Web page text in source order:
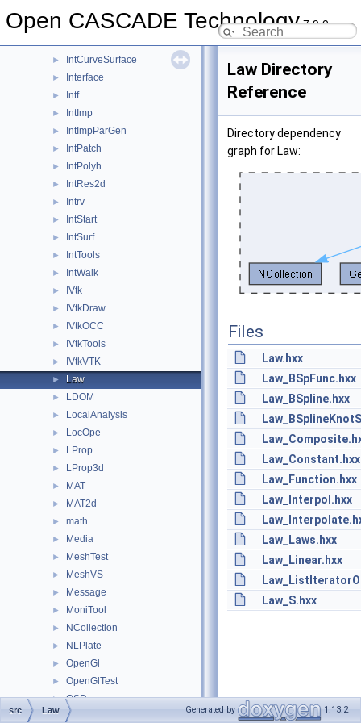
Open CASCADE Technology7.9.0
IntCurve
► IntCurveSurface
► Interface
► Intf
► IntImp
► IntImpParGen
► IntPatch
► IntPolyh
► IntRes2d
► Intrv
► IntStart
► IntSurf
► IntTools
► IntWalk
► IVtk
► IVtkDraw
► IVtkOCC
► IVtkTools
► IVtkVTK
► Law
► LDOM
► LocalAnalysis
► LocOpe
► LProp
► LProp3d
► MAT
► MAT2d
► math
► Media
► MeshTest
► MeshVS
► Message
► MoniTool
► NCollection
► NLPlate
► OpenGl
► OpenGlTest
► OSD
► PCDM
Law Directory
Reference
Directory dependency
graph for Law:
Files
Law.hxx
Law_BSpFunc.hxx
Law_BSpline.hxx
Law_Constant.hxx
Law_Function.hxx
Law_Interpol.hxx
Law_Laws.hxx
Law_Linear.hxx
Law_S.hxx
src Law Generated by 1.13.2